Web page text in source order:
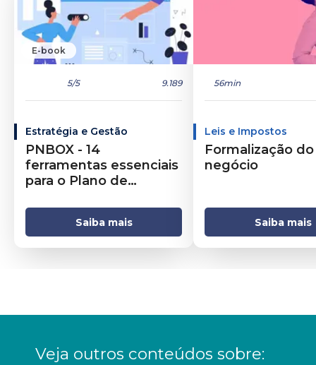
E-book
5/5 9.189
Estratégia e Gestão
PNBOX - 14
ferramentas essenciais
para o Plano de
Saiba mais
56min
Leis e Impostos
Formalização do
negócio
Saiba mais